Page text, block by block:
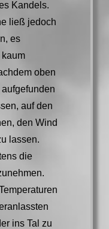
Kandels.
ließ jedoch
es
oben
auf den
den Wind
lassen.
die
ins Tal zu